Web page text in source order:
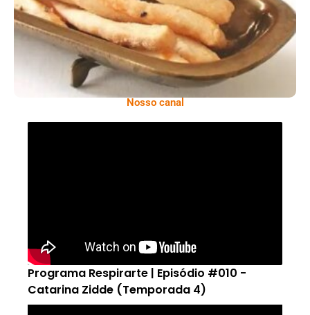
Nosso canal
Programa Respirarte | Episódio #010 -
Catarina Zidde (Temporada 4)